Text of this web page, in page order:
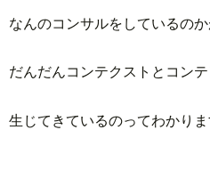
なんのコンサルをしているの
だんだんコンテクストとコン
生じてきているのってわかりま